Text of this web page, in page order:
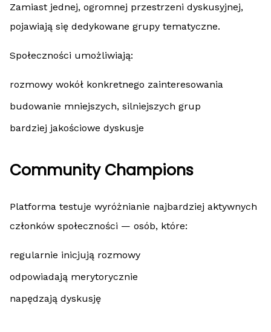
Zamiast jednej, ogromnej przestrzeni dyskusyjnej,
pojawiają się dedykowane grupy tematyczne.
Społeczności umożliwiają:
rozmowy wokół konkretnego zainteresowania
budowanie mniejszych, silniejszych grup
bardziej jakościowe dyskusje
Community Champions
Platforma testuje wyróżnianie najbardziej aktywnych
członków społeczności — osób, które:
regularnie inicjują rozmowy
odpowiadają merytorycznie
napędzają dyskusję